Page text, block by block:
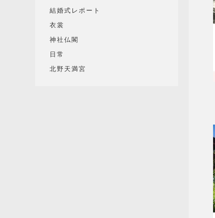
結婚式レポート
衣裳
神社仏閣
日常
北野天満宮